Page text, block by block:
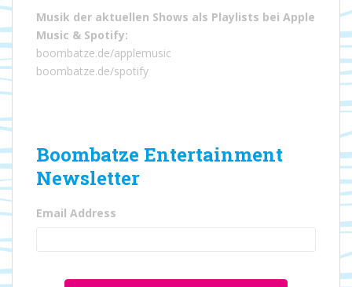
Musik der aktuellen Shows als Playlists bei Apple
Music & Spotify:
boombatze.de/applemusic
boombatze.de/spotify
Boombatze Entertainment
Newsletter
Email Address